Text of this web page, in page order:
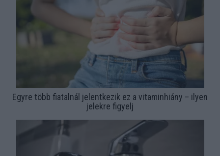
Egyre több fiatalnál jelentkezik ez a vitaminhiány – ilyen
jelekre figyelj